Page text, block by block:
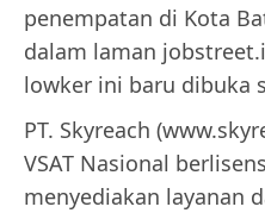
penempatan di Kota
dalam laman
lowker ini baru dibuka
PT. Skyreach
VSAT Nasional
menyediakan layanan